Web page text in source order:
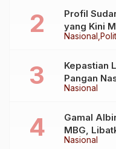
Nasional
Profil
yang Kini
Nasional
Kepastian
Pangan
Nasional
Gamal
MBG,
Sosial